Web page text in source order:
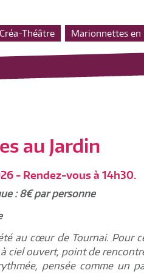
Créa-Théâtre Marionnettes en
au Jardin
- Rendez-vous à 14h30.
: 8€ par personne
au cœur de Tournai.
ciel ouvert, point de
pensée comme un